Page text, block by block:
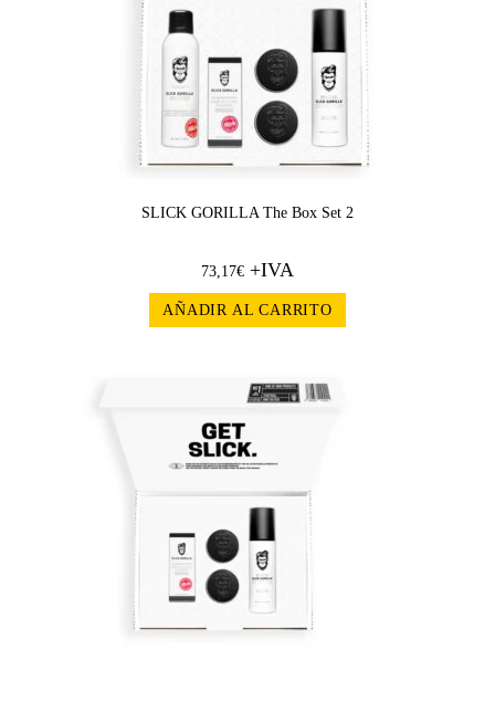
SLICK GORILLA The Box Set 2
73,17€ +IVA
AÑADIR AL CARRITO